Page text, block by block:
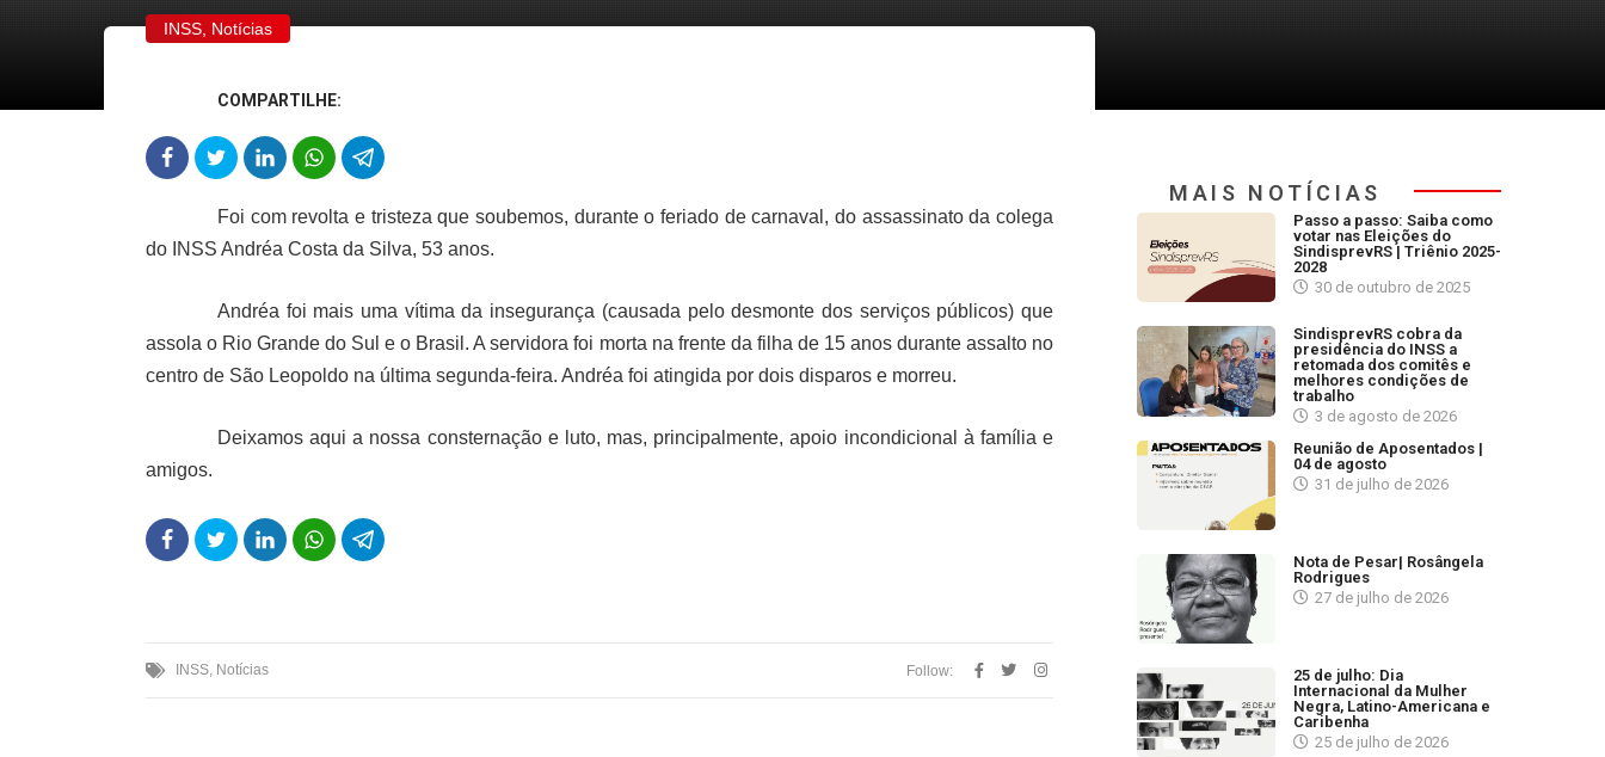
INSS Notícias
COMPARTILHE:
Foi com revolta e tristeza que soubemos, durante o feriado de carnaval, do assassinato da colega
do INSS Andréa Costa da Silva, 53 anos.
Andréa foi mais uma vítima da insegurança (causada pelo desmonte dos serviços públicos) que
assola o Rio Grande do Sul e o Brasil. A servidora foi morta na frente da filha de 15 anos durante assalto no
centro de São Leopoldo na última segunda-feira. Andréa foi atingida por dois disparos e morreu.
Deixamos aqui a nossa consternação e luto, mas, principalmente, apoio incondicional à família e
amigos.
INSS, Notícias Follow:
MAIS NOTÍCIAS
Passo a passo: Saiba como
votar nas Eleições do
SindisprevRS | Triênio 2025-
2028
30 de outubro de 2025
SindisprevRS cobra da
presidência do INSS a
retomada dos comitês e
melhores condições de
trabalho
3 de agosto de 2026
Reunião de Aposentados |
04 de agosto
31 de julho de 2026
Nota de Pesar| Rosângela
Rodrigues
27 de julho de 2026
25 de julho: Dia
Internacional da Mulher
Negra, Latino-Americana e
Caribenha
25 de julho de 2026